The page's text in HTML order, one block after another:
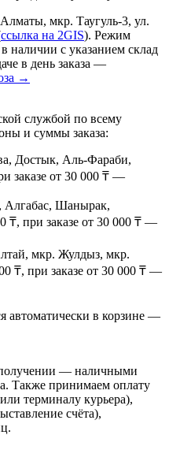
мкр. Таугуль-3, ул.
ссылка на 2GIS). Режим
наличии с указанием склад
в день заказа —
→
службой по всему
и суммы заказа:
Достык, Аль-Фараби,
заказе от 30 000 ₸ —
Алгабас, Шанырак,
₸, при заказе от 30 000 ₸ —
мкр. Жулдыз, мкр.
₸, при заказе от 30 000 ₸ —
автоматически в корзине —
— наличными
Также принимаем оплату
терминалу курьера),
счёта),